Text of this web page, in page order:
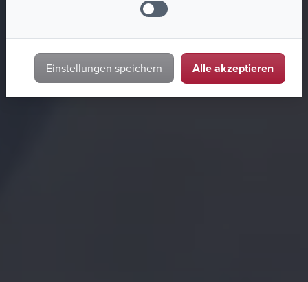
Einstellungen speichern Alle akzeptieren